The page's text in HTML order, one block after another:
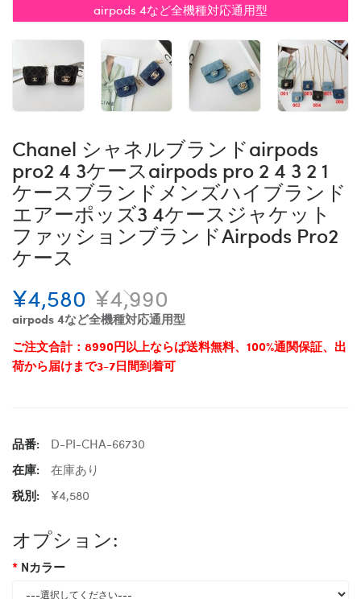
airpods 4など全機種対応通用型
Chanel シャネルブランドairpods
pro2 4 3ケースairpods pro 2 4 3 2 1
ケースブランドメンズハイブランド
エアーポッズ3 4ケースジャケット
ファッションブランドAirpods Pro2
ケース
¥4,580 ¥4,990
airpods 4など全機種対応通用型
ご注文合計：8990円以上ならば送料無料、100%通関保証、出
荷から届けまで3-7日間到着可
品番:
D-PI-CHA-66730
在庫:
在庫あり
税別:
¥4,580
オプション:
Nカラー